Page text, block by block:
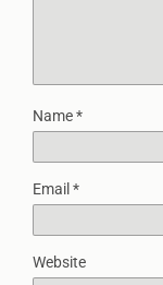
Name*
Email *
Website